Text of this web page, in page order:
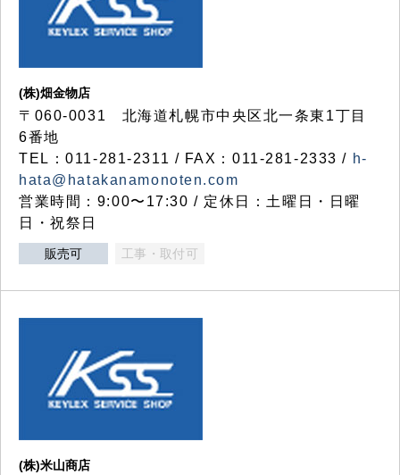
(株)畑金物店
〒060-0031 北海道札幌市中央区北一条東1丁目
6番地
TEL：011-281-2311 / FAX：011-281-2333 / h-
hata@hatakanamonoten.com
営業時間：9:00〜17:30 / 定休日：土曜日・日曜
日・祝祭日
販売可 工事・取付可
(株)米山商店